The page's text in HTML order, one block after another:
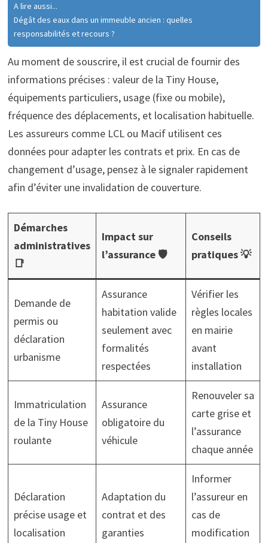
A lire aussi...
Dégât des eaux dans un immeuble ancien : quelles
responsabilités et recours ?
Au moment de souscrire, il est crucial de fournir des
informations précises : valeur de la Tiny House,
équipements particuliers, usage (fixe ou mobile),
fréquence des déplacements, et localisation habituelle.
Les assureurs comme LCL ou Macif utilisent ces
données pour adapter les contrats et prix. En cas de
changement d’usage, pensez à le signaler rapidement
afin d’éviter une invalidation de couverture.
Démarches
administratives
📑
Impact sur
l’assurance 🛡️
Conseils
pratiques 💡
Demande de
permis ou
déclaration
urbanisme
Assurance
habitation valide
seulement avec
formalités
respectées
Vérifier les
règles locales
en mairie
avant
installation
Immatriculation
de la Tiny House
roulante
Assurance
obligatoire du
véhicule
Renouveler sa
carte grise et
l’assurance
chaque année
Déclaration
précise usage et
localisation
Adaptation du
contrat et des
garanties
Informer
l’assureur en
cas de
modification